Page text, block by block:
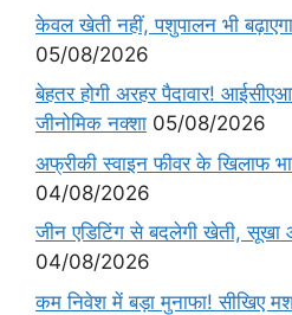
केवल खेती नहीं, पशुपालन भी
05/08/2026
बेहतर होगी अरहर पैदावार!
जीनोमिक नक्शा 05/08/2026
अफ्रीकी स्वाइन फीवर के खिलाफ
04/08/2026
जीन एडिटिंग से बदलेगी खेती,
04/08/2026
कम निवेश में बड़ा मुनाफा! सीखिए